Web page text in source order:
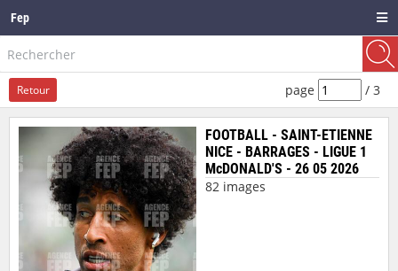
Fep
Retour page / 3
FOOTBALL - SAINT-ETIENNE
NICE - BARRAGES - LIGUE 1
McDONALD'S - 26 05 2026
82 images